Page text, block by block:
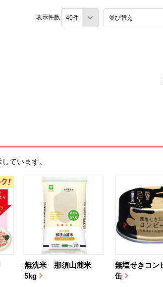
表示件数 並び替え
ています。
無洗米 那須山麓米
5kg
無塩せきコン
缶